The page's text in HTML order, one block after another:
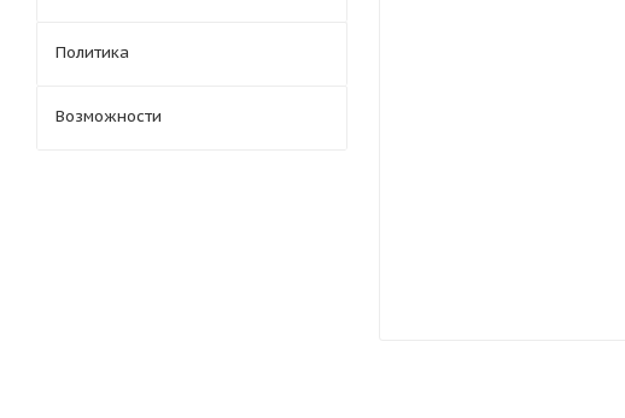
Политика
Возможности